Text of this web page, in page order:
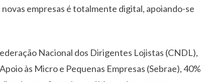
empresas é totalmente digital, apoiando-se
Nacional dos Dirigentes Lojistas (CNDL),
às Micro e Pequenas Empresas (Sebrae), 40%